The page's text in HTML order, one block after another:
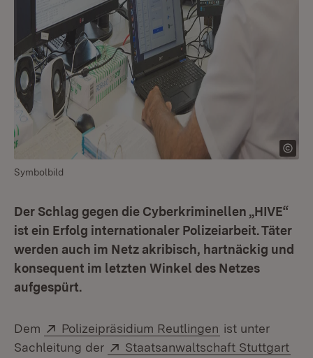
Symbolbild
Der Schlag gegen die Cyberkriminellen „HIVE“
ist ein Erfolg internationaler Polizeiarbeit. Täter
werden auch im Netz akribisch, hartnäckig und
konsequent im letzten Winkel des Netzes
aufgespürt.
Dem Extern:
Polizeipräsidium Reutlingen (Öffnet in
ist unter
Sachleitung der
Extern:
Staatsanwaltschaft Stuttgart